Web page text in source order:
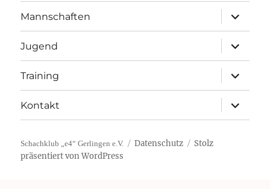
Mannschaften
öffnen
Jugend
öffnen
Training
öffnen
Kontakt
öffnen
Schachklub „e4“ Gerlingen e.V. Datenschutz
Stolz
präsentiert von WordPress